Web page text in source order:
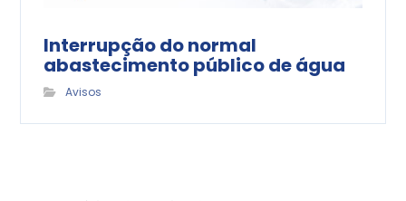
Interrupção do normal
abastecimento público de água
Avisos